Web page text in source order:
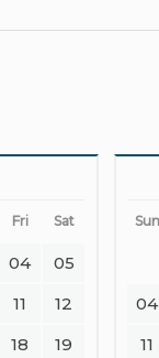
Fri Sat
04
05
11
12
18
19
Sun
04
11